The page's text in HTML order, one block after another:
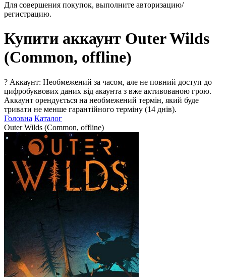
Для совершения покупок, выполните авторизацию/
регистрацию.
Купити аккаунт Outer Wilds
(Common, offline)
? Аккаунт: Необмежений за часом, але не повний доступ до
цифробуквових даних від акаунта з вже активованою грою.
Аккаунт орендується на необмежений термін, який буде
тривати не менше гарантійного терміну (14 днів).
Головна Каталог
Outer Wilds (Common, offline)